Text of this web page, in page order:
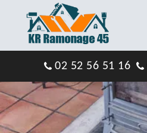
02 52 56 51 16